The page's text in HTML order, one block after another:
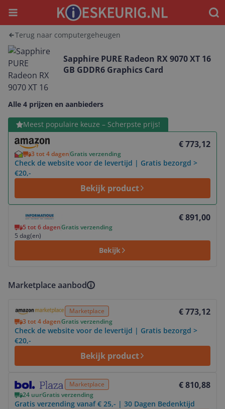
Menu
Terug naar computergeheugen
Sapphire PURE Radeon RX 9070 XT 16
GB GDDR6 Graphics Card
Alle 4 prijzen en aanbieders
Meest populaire keuze – Scherpste prijs!
€ 773,12
3 tot 4 dagenGratis verzending
Check de website voor de levertijd | Gratis bezorgd >
€20,-
Bekijk product
Bekijk product
€ 891,00
5 tot 6 dagenGratis verzending
5 dag(en)
Bekijk
Marketplace aanbod
Marketplace € 773,12
3 tot 4 dagenGratis verzending
Check de website voor de levertijd | Gratis bezorgd >
€20,-
Bekijk product
Marketplace € 810,88
24 uurGratis verzending
Gratis verzending vanaf € 25,- | 30 Dagen Bedenktijd